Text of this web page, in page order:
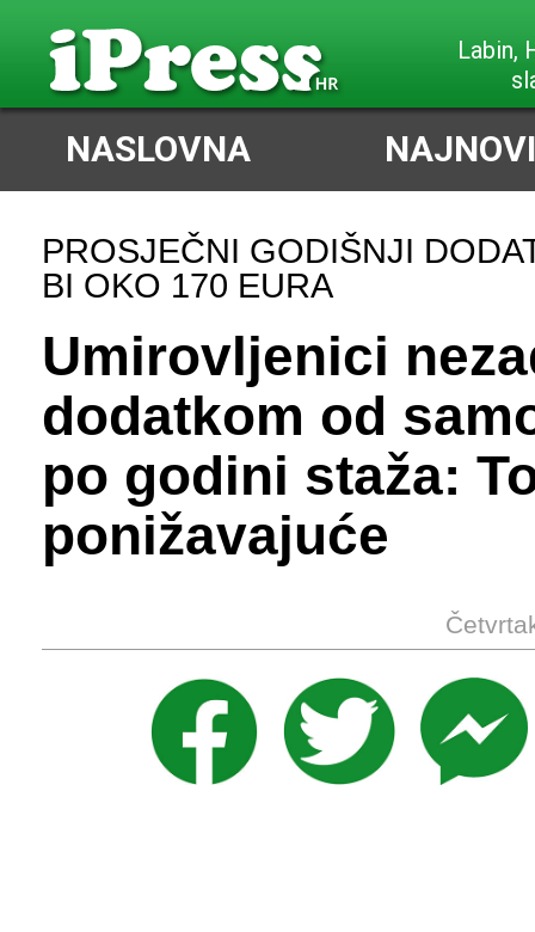
slabi
NASLOVNA
PROSJEČNI GODIŠNJI
BI OKO 170 EURA
Umirovljenici
dodatkom od
po godini staža:
ponižavajuće